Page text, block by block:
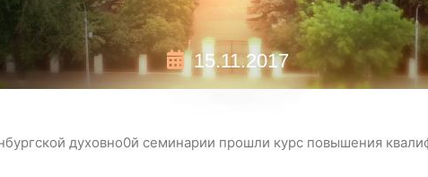
15.11.2017
духовно0й семинарии прошли курс повышения